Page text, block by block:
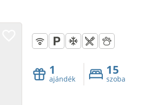
1
ajándék
15
szoba